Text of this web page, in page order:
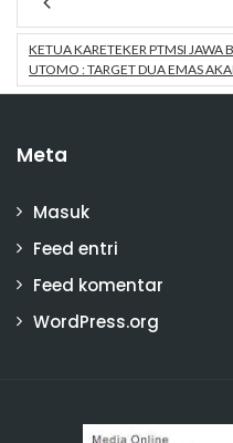
KETUA KARETEKER PTMSI JAWA
UTOMO : TARGET DUA EMAS
Meta
Masuk
Feed entri
Feed komentar
WordPress.org